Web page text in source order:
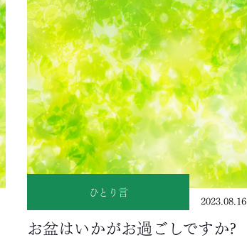
ひとり言
2023.08.16
お盆はいかがお過ごしですか?